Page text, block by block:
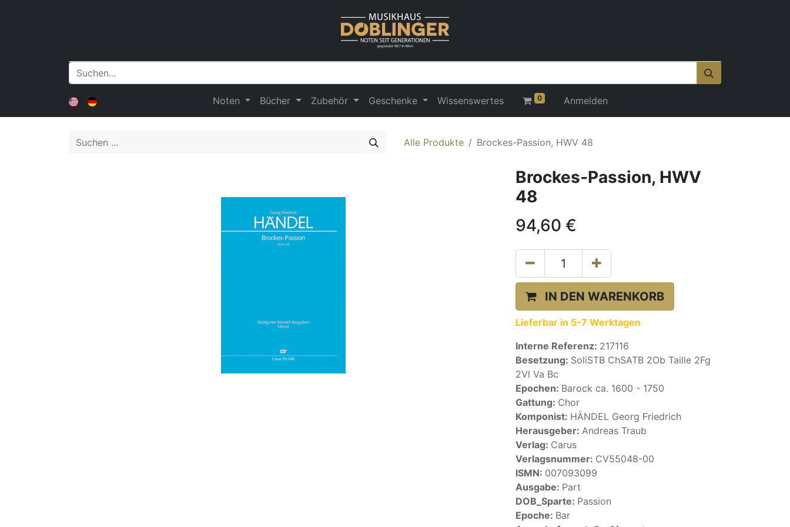
Noten Bücher Zubehör Geschenke Wissenswertes 0 Anmelden
Alle Produkte Brockes-Passion, HWV 48
Brockes-Passion, HWV
48
94,60 €
IN DEN WARENKORB
Lieferbar in 5-7 Werktagen
Interne Referenz: 217116
Besetzung: SoliSTB ChSATB 2Ob Taille 2Fg
2Vl Va Bc
Epochen: Barock ca. 1600 - 1750
Gattung: Chor
Komponist: HÄNDEL Georg Friedrich
Herausgeber: Andreas Traub
Verlag: Carus
Verlagsnummer: CV55048-00
ISMN: 007093099
Ausgabe: Part
DOB_Sparte: Passion
Epoche: Bar